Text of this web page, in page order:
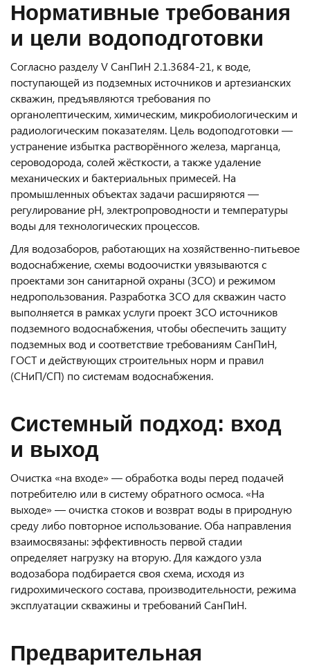
Нормативные требования
и цели водоподготовки
Согласно разделу V СанПиН 2.1.3684-21, к воде,
поступающей из подземных источников и артезианских
скважин, предъявляются требования по
органолептическим, химическим, микробиологическим и
радиологическим показателям. Цель водоподготовки —
устранение избытка растворённого железа, марганца,
сероводорода, солей жёсткости, а также удаление
механических и бактериальных примесей. На
промышленных объектах задачи расширяются —
регулирование pH, электропроводности и температуры
воды для технологических процессов.
Для водозаборов, работающих на хозяйственно-питьевое
водоснабжение, схемы водоочистки увязываются с
проектами зон санитарной охраны (ЗСО) и режимом
недропользования. Разработка ЗСО для скважин часто
выполняется в рамках услуги проект ЗСО источников
подземного водоснабжения, чтобы обеспечить защиту
подземных вод и соответствие требованиям СанПиН,
ГОСТ и действующих строительных норм и правил
(СНиП/СП) по системам водоснабжения.
Системный подход: вход
и выход
Очистка «на входе» — обработка воды перед подачей
потребителю или в систему обратного осмоса. «На
выходе» — очистка стоков и возврат воды в природную
среду либо повторное использование. Оба направления
взаимосвязаны: эффективность первой стадии
определяет нагрузку на вторую. Для каждого узла
водозабора подбирается своя схема, исходя из
гидрохимического состава, производительности, режима
эксплуатации скважины и требований СанПиН.
Предварительная